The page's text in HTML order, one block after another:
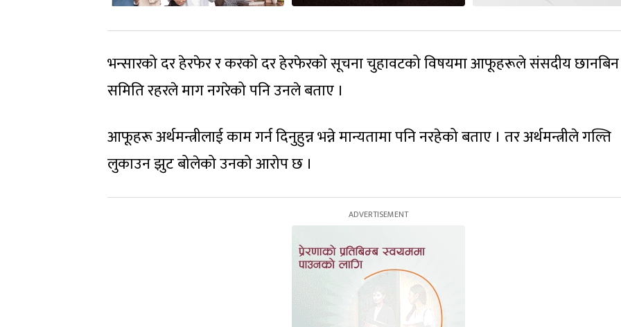
भन्सारको दर हेरफेर र करको दर हेरफेरको सूचना चुहावटको विषयमा आफूहरूले संसदीय छानबिन
समिति रहरले माग नगरेको पनि उनले बताए ।
आफूहरू अर्थमन्त्रीलाई काम गर्न दिनुहुन्न भन्ने मान्यतामा पनि नरहेको बताए । तर अर्थमन्त्रीले गल्ति
लुकाउन झुट बोलेको उनको आरोप छ ।